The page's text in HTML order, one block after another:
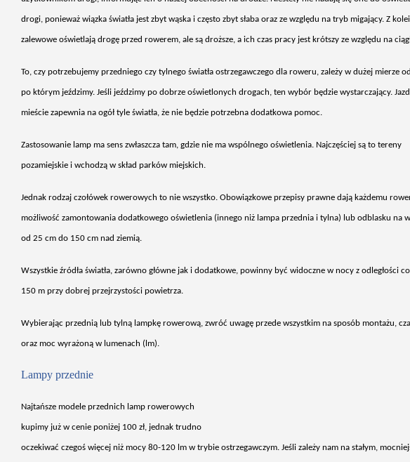
drogi, ponieważ wiązka światła jest zbyt wąska i często zbyt słaba oraz ze względu na tryb migający. Z
zalewowe oświetlają drogę przed rowerem, ale są droższe, a ich czas pracy jest krótszy ze wzgl ędu na
To, czy potrzebujemy przedniego czy tylnego światła ostrzegawczego dla roweru, zależy w dużej mierze
po którym jeździmy. Jeśli jeździmy po dobrze oświetlonych drogach, ten wybór będzie wystarczający.
mieście zapewnia na ogół tyle światła, że nie będzie potrzebna dodatkowa pomoc.
Zastosowanie lamp ma sens zwłaszcza tam, gdzie nie ma wspólnego oświetlenia. Najczęściej są to tereny
pozamiejskie i wchodzą w skład parków miejskich.
Jednak rodzaj czołówek rowerowych to nie wszystko. Obowiązkowe przepisy prawne dają każdemu
możliwość zamontowania dodatkowego oświetlenia (innego niż lampa przednia i tylna) lub odblasku na
od 25 cm do 150 cm nad ziemią.
Wszystkie źródła światła, zarówno główne jak i dodatkowe, powinny być widoczne w nocy z odległości
150 m przy dobrej przejrzystości powietrza.
Wybierając przednią lub tylną lampkę rowerową, zwróć uwagę przede wszystkim na sposób montażu,
oraz moc wyrażoną w lumenach (lm).
Lampy przednie
Najtańsze modele przednich lamp rowerowych
kupimy już w cenie poniżej 100 zł, jednak trudno
oczekiwać czegoś więcej niż mocy 80-120 lm w trybie ostrzegawczym. Jeśli zależy nam na stałym,